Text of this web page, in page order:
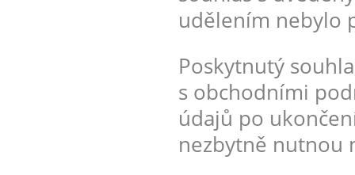
udělením nebylo
Poskytnutý
s obchodními
údajů po
nezbytně nutnou